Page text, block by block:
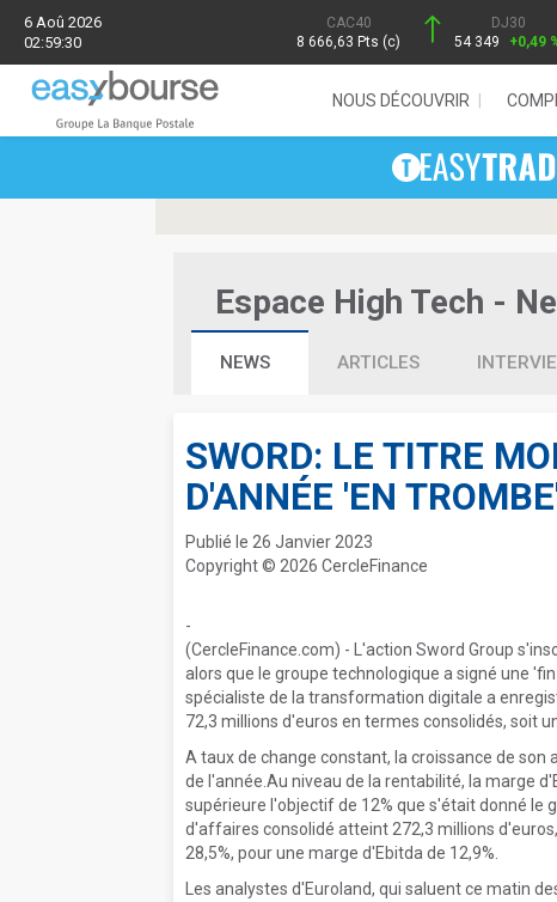
6 Aoû 2026
02:59:30
CAC40
8 666,63 Pts (c)
DJ30
54 349
+0,49
NOUS DÉCOUVRIR
Espace High Tech -
NEWS ARTICLES
SWORD: LE TITRE
D'ANNÉE 'EN
Publié le 26 Janvier 2023
Copyright © 2026 CercleFinance
-
(CercleFinance.com) - L'action Sword Group
alors que le groupe technologique a signé une
spécialiste de la transformation digitale a
72,3 millions d'euros en termes consolidés, soit
A taux de change constant, la croissance de
de l'année.Au niveau de la rentabilité, la marge
supérieure l'objectif de 12% que s'était donné le
d'affaires consolidé atteint 272,3 millions
28,5%, pour une marge d'Ebitda de 12,9%.
Les analystes d'Euroland, qui saluent ce matin